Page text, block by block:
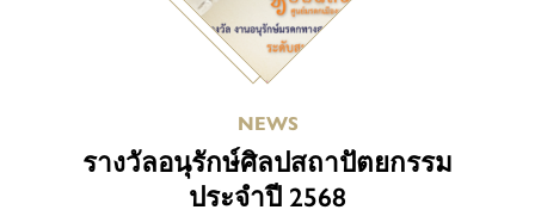
NEWS
รางวัลอนุรักษ์ศิลปสถาปัตยกรรม
ประจำปี 2568